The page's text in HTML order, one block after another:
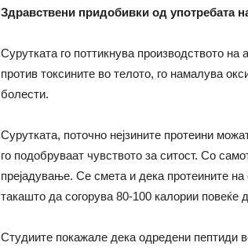
Здравствени придобивки од употребата
Сурутката го поттикнува производството на
против токсините во телото, го намалува
болести.
Сурутката, поточно нејзините протеини
го подобруваат чувството за ситост. Со
прејадување. Се смета и дека протеините
такашто да согорува 80-100 калории повеќе
Студиите покажале дека одредени пептиди